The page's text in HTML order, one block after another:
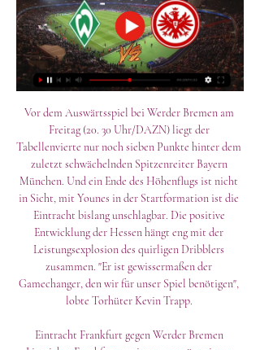
Vor dem Auswärtsspiel bei Werder Bremen am
Freitag (20. 30 Uhr/DAZN) liegt der
Tabellenvierte nur noch sieben Punkte hinter dem
zuletzt schwächelnden Spitzenreiter Bayern
München. Und ein Ende des Höhenflugs ist nicht
in Sicht, mit Younes in der Startformation ist die
Eintracht bislang unschlagbar. Die positive
Entwicklung der Hessen hängt eng mit der
Leistungsexplosion des quirligen Dribblers
zusammen. "Er ist gewissermaßen der
Gamechanger, den wir für unser Spiel benötigen",
lobte Torhüter Kevin Trapp.
Eintracht Frankfurt gegen Werder Bremen